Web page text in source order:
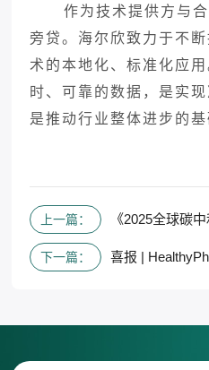
作为技术提供方与
旁贷。海尔欣致力于不
术的本地化、标准化应
时、可靠的数据，是实
是推动行业整体进步的基
上一篇：
下一篇：